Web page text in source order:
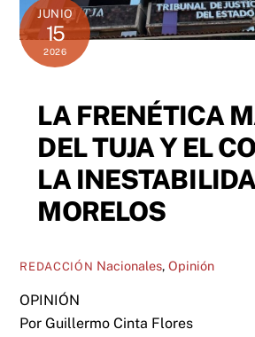
JUNIO
15
2026
LA FRENÉTICA
DEL TUJA Y EL
LA
MORELOS
REDACCIÓN Nacionales,Opinión
OPINIÓN
Por Guillermo Cinta Flores